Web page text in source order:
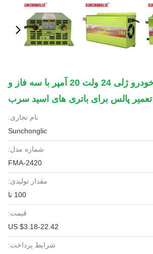
شارژر باتری خودرو ژلی 24 ولت 20 آمپر با سه فاز و
تعمیر پالس برای باتری های اسید سرب
نام تجاری:
Sunchonglic
شماره مدل:
FMA-2420
مقدار تولیدی:
100 تا
قیمت:
US $3.18-22.42
شرایط پرداخت: